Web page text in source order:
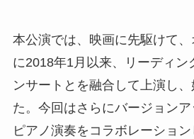
本公演では、映画に先駆けて
に2018年1月以来、リーディン
ンサートとを融合して上演し
た。今回はさらにバージョン
ピアノ演奏をコラボレーショ